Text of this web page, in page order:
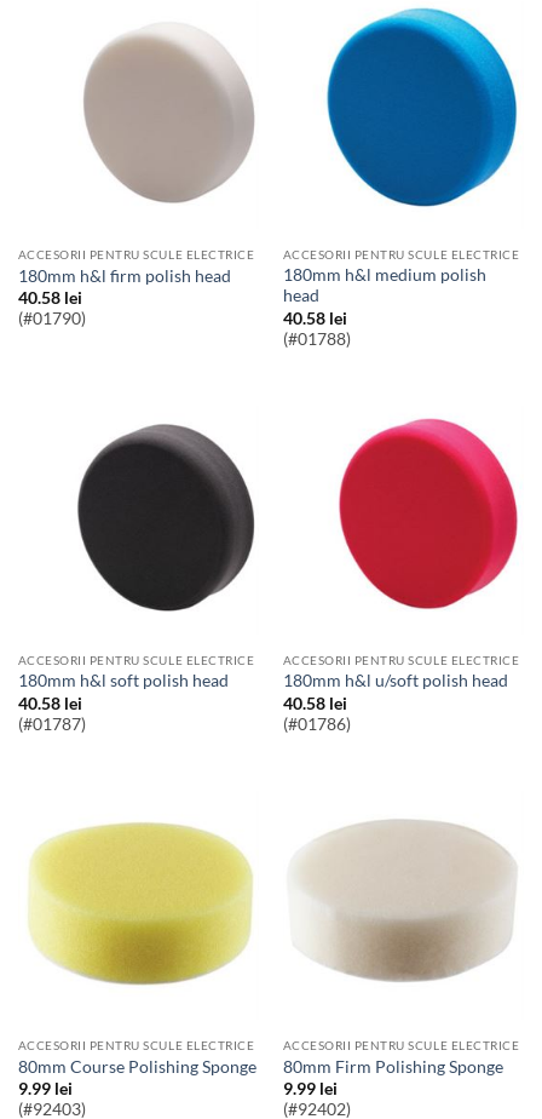
ACCESORII PENTRU SCULE ELECTRICE
180mm h&l firm polish head
40.58 lei
(#01790)
ACCESORII PENTRU SCULE ELECTRICE
180mm h&l medium polish
head
40.58 lei
(#01788)
ACCESORII PENTRU SCULE ELECTRICE
180mm h&l soft polish head
40.58 lei
(#01787)
ACCESORII PENTRU SCULE ELECTRICE
180mm h&l u/soft polish head
40.58 lei
(#01786)
ACCESORII PENTRU SCULE ELECTRICE
80mm Course Polishing Sponge
9.99 lei
(#92403)
ACCESORII PENTRU SCULE ELECTRICE
80mm Firm Polishing Sponge
9.99 lei
(#92402)